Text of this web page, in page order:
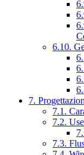
6.10.
7.
7.1.
7.2.
7.3.